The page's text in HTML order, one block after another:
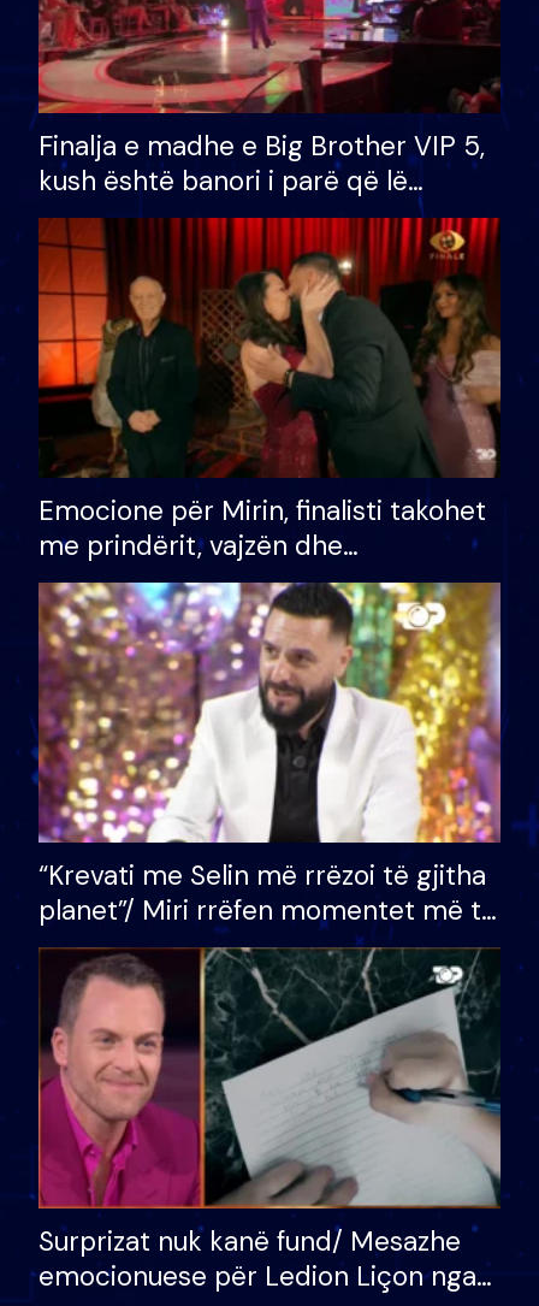
Finalja e madhe e Big Brother VIP 5,
kush është banori i parë që lë
shtëpinë dhe humb mundësinë për
të fituar çmimin e madh
Emocione për Mirin, finalisti takohet
me prindërit, vajzën dhe
bashkëshorten: S’kemi ndonjë letër
divorci apo jo?
“Krevati me Selin më rrëzoi të gjitha
planet”/ Miri rrëfen momentet më të
bukura në shtëpinë e BB VIP: Do më
mungojë zilja e mëngjesit kur…
Surprizat nuk kanë fund/ Mesazhe
emocionuese për Ledion Liçon nga